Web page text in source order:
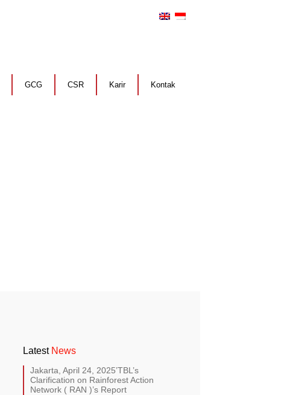
GCG CSR Karir Kontak
Latest News
Jakarta, April 24, 2025’TBL’s
Clarification on Rainforest Action
Network ( RAN )’s Report